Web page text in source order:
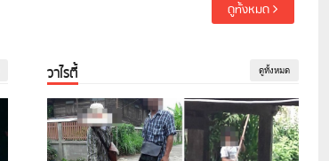
ดูทั้งหมด
วาไรตี้ ดูทั้งหมด